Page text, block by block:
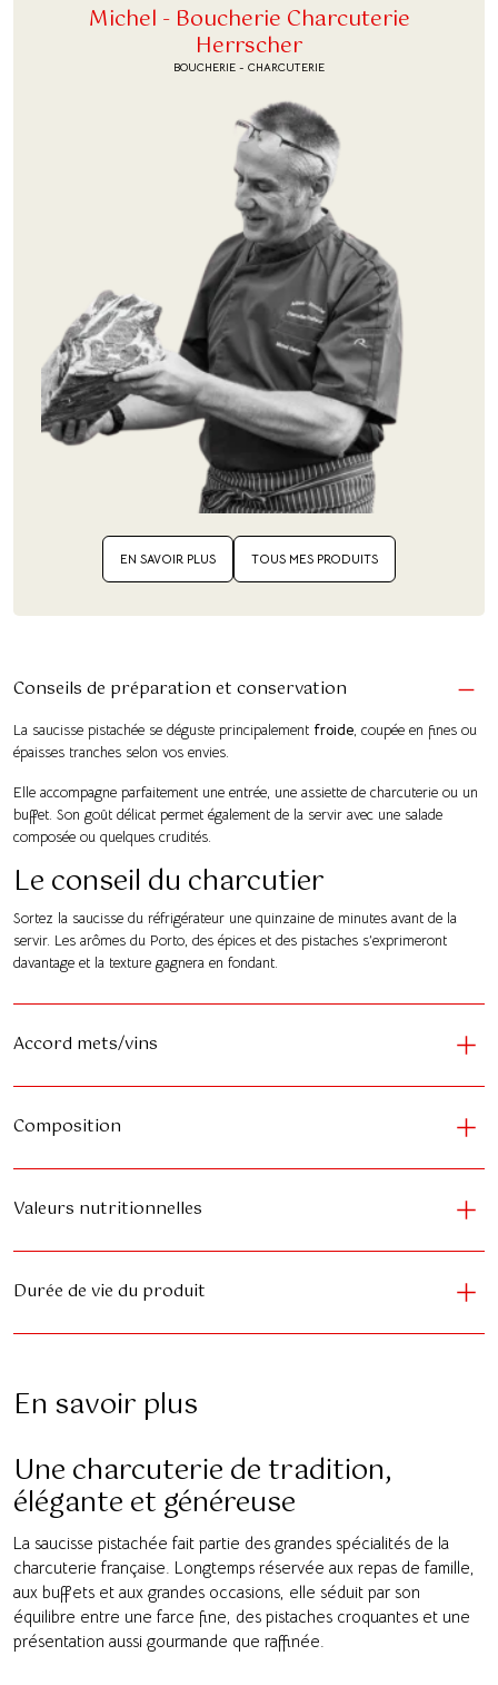
Michel - Boucherie Charcuterie
Herrscher
BOUCHERIE - CHARCUTERIE
EN SAVOIR PLUS TOUS MES PRODUITS
Conseils de préparation et conservation
La saucisse pistachée se déguste principalement froide, coupée en fines ou
épaisses tranches selon vos envies.
Elle accompagne parfaitement une entrée, une assiette de charcuterie ou un
buffet. Son goût délicat permet également de la servir avec une salade
composée ou quelques crudités.
Le conseil du charcutier
Sortez la saucisse du réfrigérateur une quinzaine de minutes avant de la
servir. Les arômes du Porto, des épices et des pistaches s’exprimeront
davantage et la texture gagnera en fondant.
Accord mets/vins
Composition
Valeurs nutritionnelles
Durée de vie du produit
En savoir plus
Une charcuterie de tradition,
élégante et généreuse
La saucisse pistachée fait partie des grandes spécialités de la
charcuterie française. Longtemps réservée aux repas de famille,
aux buffets et aux grandes occasions, elle séduit par son
équilibre entre une farce fine, des pistaches croquantes et une
présentation aussi gourmande que raffinée.